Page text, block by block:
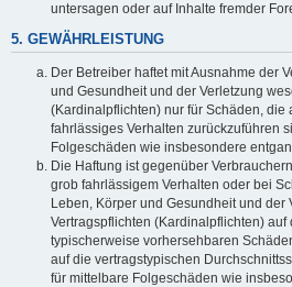
untersagen oder auf Inhalte fremder
5. GEWÄHRLEISTUNG
Der Betreiber haftet mit Ausnahme der
und Gesundheit und der Verletzung
(Kardinalpflichten) nur für Schäden, die
fahrlässiges Verhalten zurückzuführen
Folgeschäden wie insbesondere
Die Haftung ist gegenüber
grob fahrlässigem Verhalten oder bei
Leben, Körper und Gesundheit und der
Vertragspflichten (Kardinalpflichten) auf
typischerweise vorhersehbaren
auf die vertragstypischen
für mittelbare Folgeschäden wie